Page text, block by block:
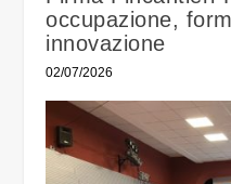
occupazione,
innovazione
02/07/2026